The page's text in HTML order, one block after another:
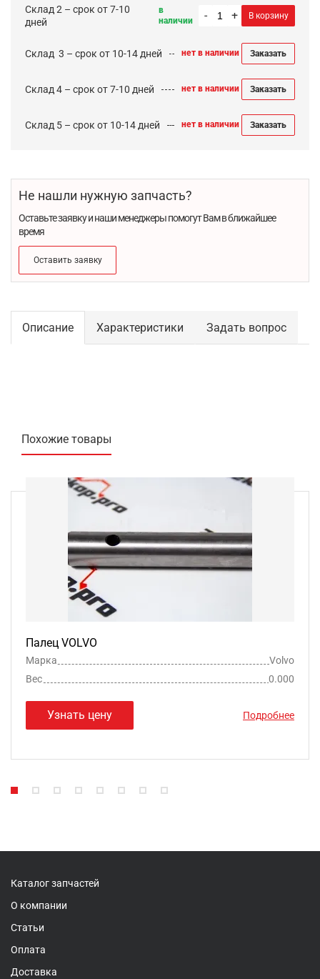
Склад 2 – срок от 7-10
дней
в
наличии
- + В корзину
Cклад 3 – срок от 10-14 дней нет в наличии Заказать
Склад 4 – срок от 7-10 дней нет в наличии Заказать
Склад 5 – срок от 10-14 дней нет в наличии Заказать
Не нашли нужную запчасть?
Оставьте заявку и наши менеджеры помогут Вам в ближайшее
время
Оставить заявку
Описание Характеристики Задать вопрос
Похожие товары
Палец VOLVO
Марка
Volvo
Вес
0.000
Узнать цену Подробнее
Каталог запчастей
О компании
Статьи
Оплата
Доставка